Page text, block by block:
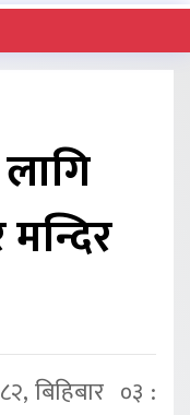
बिहिबार ०३ :